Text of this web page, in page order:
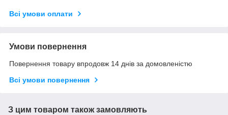
Всі умови оплати
Умови повернення
Повернення товару впродовж 14 днів за домовленістю
Всі умови повернення
З цим товаром також замовляють